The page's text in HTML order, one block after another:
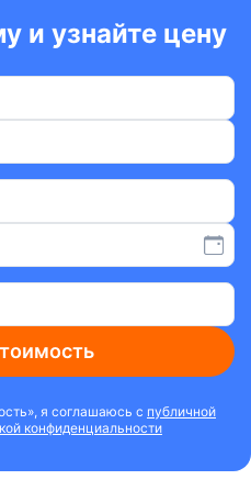
и узнайте цену
я соглашаюсь с публичной
конфиденциальности